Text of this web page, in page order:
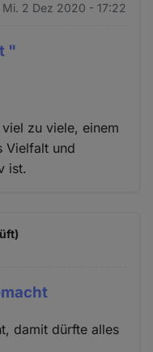
Mi. 2 Dez 2020 - 17:22
"
zu viele, einem
Vielfalt und
ist.
damit dürfte alles